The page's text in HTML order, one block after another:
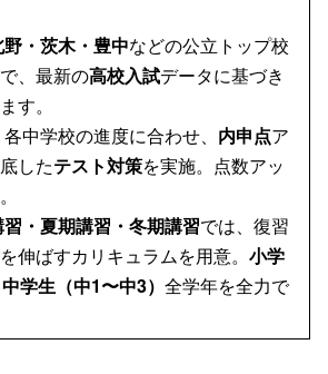
・茨木・豊中などの公立トップ校
、最新の高校入試データに基づき
す。
各中学校の進度に合わせ、 内申点ア
したテスト対策を実施。点数アッ
・夏期講習・冬期講習では、復習
を伸ばすカリキュラムを用意。 小学
中学生（中1〜中3） 全学年を全力で